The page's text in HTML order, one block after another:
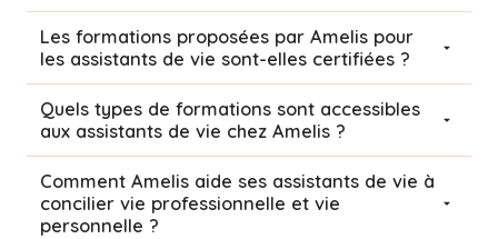
Les formations proposées par Amelis pour
les assistants de vie sont-elles certifiées ?
Quels types de formations sont accessibles
aux assistants de vie chez Amelis ?
Comment Amelis aide ses assistants de vie à
concilier vie professionnelle et vie
personnelle ?